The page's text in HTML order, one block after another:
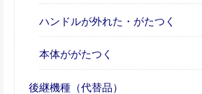
ハンドルが外れた・がたつく
本体ががたつく
後継機種（代替品）